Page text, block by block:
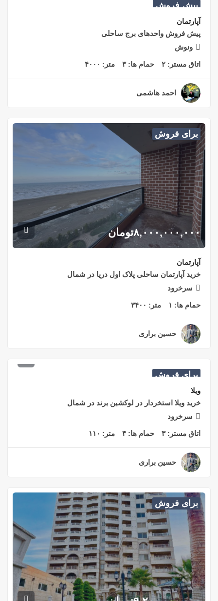
پیش فروش
آپارتمان
پیش فروش واحدهای برج ساحلی
ونوش
اتاق مستر: ۲ حمام ها:۳ متر: ۴۰۰۰
احمد هاشمی
برای فروش
۸,۰۰۰,۰۰۰,۰۰۰تومان
آپارتمان
خرید آپارتمان ساحلی پلاک اول دریا در شمال
سرخرود
حمام ها: ۱ متر: ۳۴۰۰
حسین براری
برای فروش
ویلا
خرید ویلا استخردار در لوکشین برند در شمال
سرخرود
اتاق مستر:۳ حمام ها: ۴ متر: ۱۱۰
حسین براری
برای فروش